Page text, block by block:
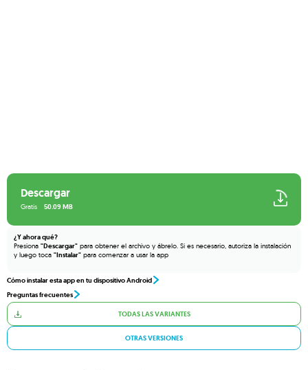
Descargar
50.09 MB
Gratis
¿Y ahora qué?
Presiona "Descargar" para obtener el archivo y ábrelo. Si es necesario, autoriza la instalación
y luego toca "Instalar" para comenzar a usar la app
Cómo instalar esta app en tu dispositivo Android
Preguntas frecuentes
TODAS LAS VARIANTES
OTRAS VERSIONES